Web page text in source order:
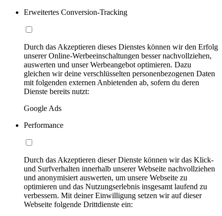
Erweitertes Conversion-Tracking
Durch das Akzeptieren dieses Dienstes können wir den Erfolg
unserer Online-Werbeeinschaltungen besser nachvollziehen,
auswerten und unser Werbeangebot optimieren. Dazu
gleichen wir deine verschlüsselten personenbezogenen Daten
mit folgenden externen Anbietenden ab, sofern du deren
Dienste bereits nutzt:
Google Ads
Performance
Durch das Akzeptieren dieser Dienste können wir das Klick-
und Surfverhalten innerhalb unserer Webseite nachvollziehen
und anonymisiert auswerten, um unsere Webseite zu
optimieren und das Nutzungserlebnis insgesamt laufend zu
verbessern. Mit deiner Einwilligung setzen wir auf dieser
Webseite folgende Drittdienste ein: